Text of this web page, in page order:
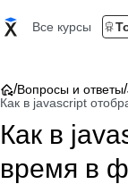
Все курсы
/Вопросы и ответы/
Как в javascript
Как в
время в